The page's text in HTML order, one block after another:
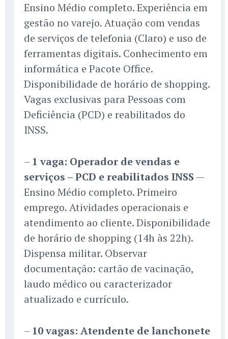
Ensino Médio completo. Experiência em
gestão no varejo. Atuação com vendas
de serviços de telefonia (Claro) e uso de
ferramentas digitais. Conhecimento em
informática e Pacote Office.
Disponibilidade de horário de shopping.
Vagas exclusivas para Pessoas com
Deficiência (PCD) e reabilitados do
INSS.
– 1 vaga: Operador de vendas e
serviços – PCD e reabilitados INSS —
Ensino Médio completo. Primeiro
emprego. Atividades operacionais e
atendimento ao cliente. Disponibilidade
de horário de shopping (14h às 22h).
Dispensa militar. Observar
documentação: cartão de vacinação,
laudo médico ou caracterizador
atualizado e currículo.
– 10 vagas: Atendente de lanchonete